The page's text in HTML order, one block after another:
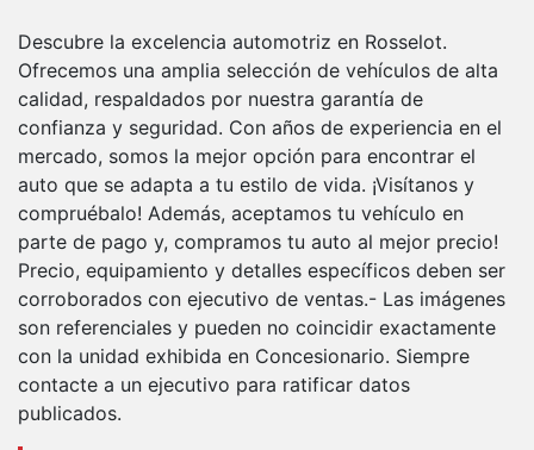
Descubre la excelencia automotriz en Rosselot.
Ofrecemos una amplia selección de vehículos de alta
calidad, respaldados por nuestra garantía de
confianza y seguridad. Con años de experiencia en el
mercado, somos la mejor opción para encontrar el
auto que se adapta a tu estilo de vida. ¡Visítanos y
compruébalo! Además, aceptamos tu vehículo en
parte de pago y, compramos tu auto al mejor precio!
Precio, equipamiento y detalles específicos deben ser
corroborados con ejecutivo de ventas.- Las imágenes
son referenciales y pueden no coincidir exactamente
con la unidad exhibida en Concesionario. Siempre
contacte a un ejecutivo para ratificar datos
publicados.